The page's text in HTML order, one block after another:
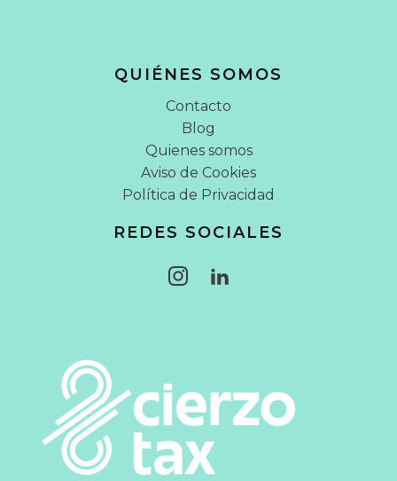
QUIÉNES SOMOS
Contacto
Blog
Quienes somos
Aviso de Cookies
Política de Privacidad
REDES SOCIALES